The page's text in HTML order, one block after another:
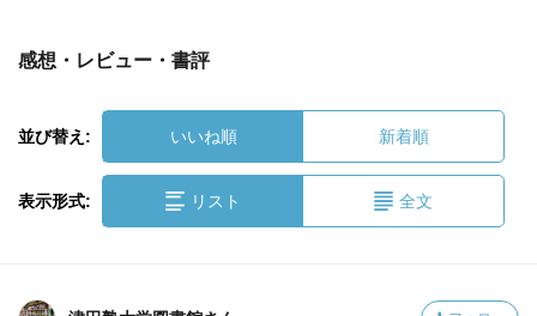
感想・レビュー・書評
並び替え: いいね順 新着順
表示形式: リスト 全文